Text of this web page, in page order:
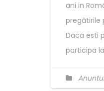
ani in
pregătirile
Daca esti
participa